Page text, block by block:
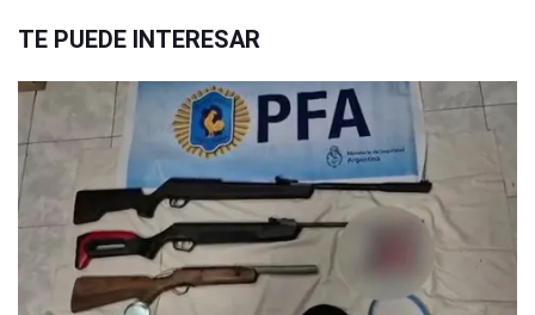
TE PUEDE INTERESAR